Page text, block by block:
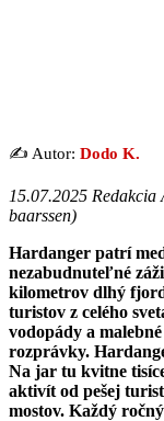
✍️ Autor: Dodo K.
15.07.2025 Redakcia
baarssen)
Hardanger patrí
nezabudnuteľné
kilometrov dlhý
turistov z celého
vodopády a
rozprávky.
Na jar tu kvitne
aktivít od pešej
mostov. Každý